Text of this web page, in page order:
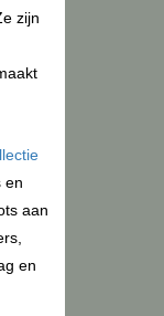
zijn
en
aan
en